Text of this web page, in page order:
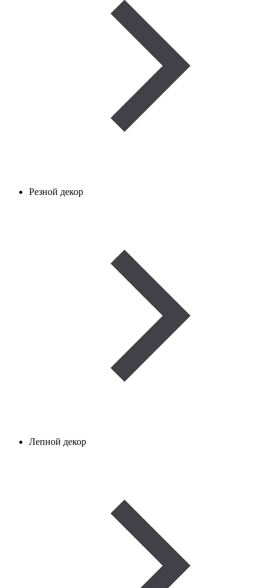
Резной декор
Лепной декор